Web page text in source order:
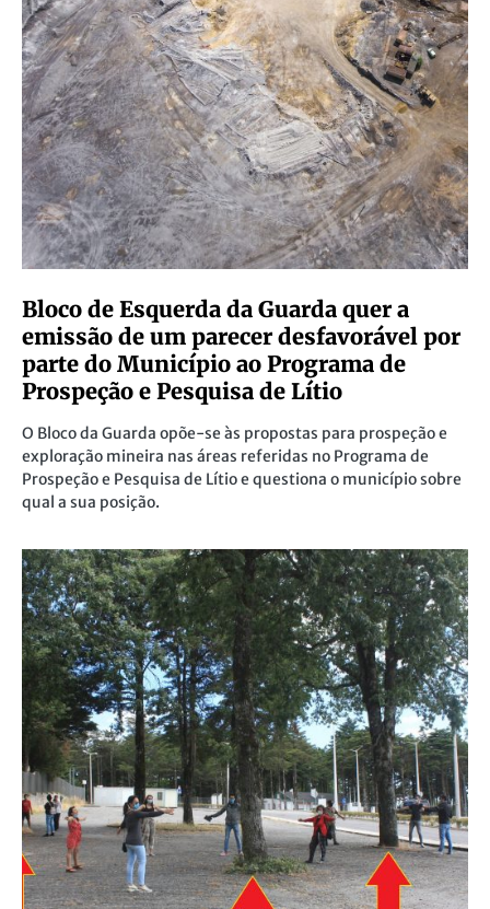
Bloco de Esquerda da Guarda quer a
emissão de um parecer desfavorável por
parte do Município ao Programa de
Prospeção e Pesquisa de Lítio
O Bloco da Guarda opõe-se às propostas para prospeção e
exploração mineira nas áreas referidas no Programa de
Prospeção e Pesquisa de Lítio e questiona o município sobre
qual a sua posição.